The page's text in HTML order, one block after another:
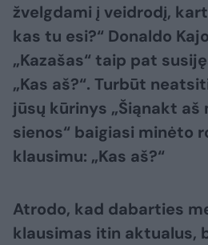
žvelgdami į veidrodį,
kas tu esi?“ Donaldo
„Kazašas“ taip pat
„Kas aš?“. Turbūt
jūsų kūrinys „Šiąnakt aš
sienos“ baigiasi minėto
klausimu: „Kas aš?“
Atrodo, kad dabarties
klausimas itin aktualus,